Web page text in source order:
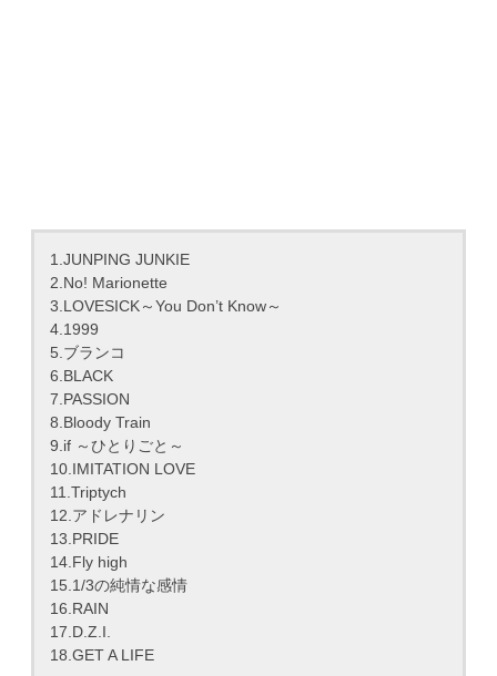
1.JUNPING JUNKIE
2.No! Marionette
3.LOVESICK～You Don’t Know～
4.1999
5.ブランコ
6.BLACK
7.PASSION
8.Bloody Train
9.if ～ひとりごと～
10.IMITATION LOVE
11.Triptych
12.アドレナリン
13.PRIDE
14.Fly high
15.1/3の純情な感情
16.RAIN
17.D.Z.I.
18.GET A LIFE